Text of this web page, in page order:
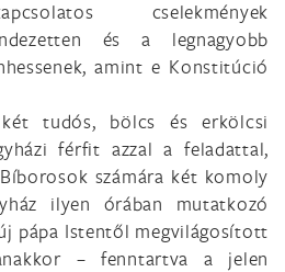
cselekmények
és a legnagyobb
amint e Konstitúció
tudós, bölcs és erkölcsi
férfit azzal a feladattal,
számára két komoly
ilyen órában mutatkozó
pápa Istentől megvilágosított
– fenntartva a jelen